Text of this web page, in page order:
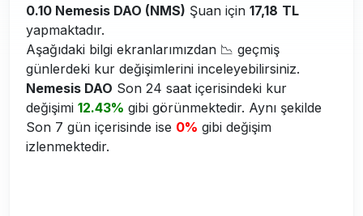
0.10 Nemesis DAO (NMS) Şuan için 17,18 TL
yapmaktadır.
Aşağıdaki bilgi ekranlarımızdan 📉 geçmiş
günlerdeki kur değişimlerini inceleyebilirsiniz.
Nemesis DAO Son 24 saat içerisindeki kur
değişimi 12.43% gibi görünmektedir. Aynı şekilde
Son 7 gün içerisinde ise 0% gibi değişim
izlenmektedir.